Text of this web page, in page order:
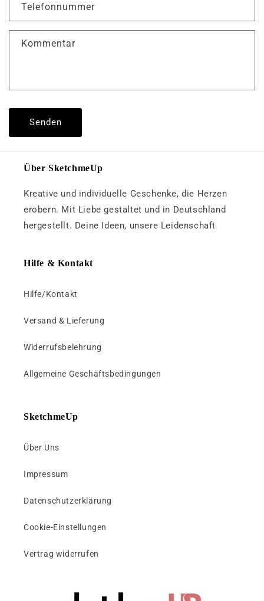
Telefonnummer
Kommentar
Senden
Über SketchmeUp
Kreative und individuelle Geschenke, die Herzen
erobern. Mit Liebe gestaltet und in Deutschland
hergestellt. Deine Ideen, unsere Leidenschaft
Hilfe & Kontakt
Hilfe/Kontakt
Versand & Lieferung
Widerrufsbelehrung
Allgemeine Geschäftsbedingungen
SketchmeUp
Über Uns
Impressum
Datenschutzerklärung
Cookie-Einstellungen
Vertrag widerrufen